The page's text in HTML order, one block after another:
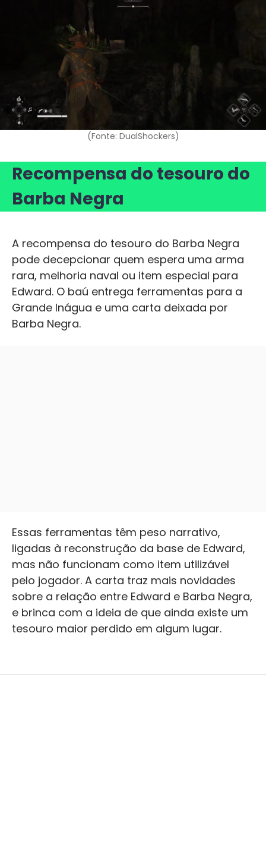
(Fonte: DualShockers)
Recompensa do tesouro do
Barba Negra
A recompensa do tesouro do Barba Negra
pode decepcionar quem espera uma arma
rara, melhoria naval ou item especial para
Edward. O baú entrega ferramentas para a
Grande Inágua e uma carta deixada por
Barba Negra.
Essas ferramentas têm peso narrativo,
ligadas à reconstrução da base de Edward,
mas não funcionam como item utilizável
pelo jogador. A carta traz mais novidades
sobre a relação entre Edward e Barba Negra,
e brinca com a ideia de que ainda existe um
tesouro maior perdido em algum lugar.